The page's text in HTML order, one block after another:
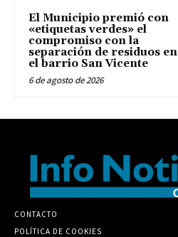
El Municipio premió con
«etiquetas verdes» el
compromiso con la
separación de residuos en
el barrio San Vicente
6 de agosto de 2026
CONTACTO
POLÍTICA DE COOKIES